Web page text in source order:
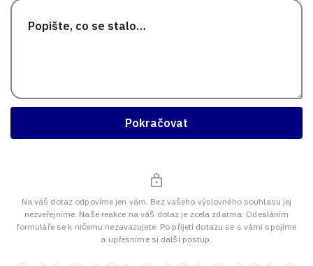
Pokračovat
Na váš dotaz odpovíme jen vám. Bez vašeho výslovného souhlasu jej
nezveřejníme. Naše reakce na váš dotaz je zcela zdarma. Odesláním
formuláře se k ničemu nezavazujete. Po přijetí dotazu se s vámi spojíme
a upřesníme si další postup.